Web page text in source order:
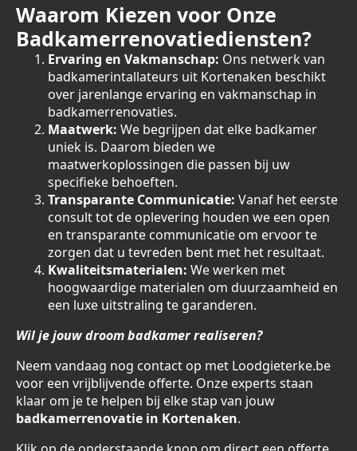
Waarom Kiezen voor Onze
Badkamerrenovatiediensten?
Ervaring en Vakmanschap: Ons netwerk van
badkamerintallateurs uit Kortenaken beschikt
over jarenlange ervaring en vakmanschap in
badkamerrenovaties.
Maatwerk: We begrijpen dat elke badkamer
uniek is. Daarom bieden we
maatwerkoplossingen die passen bij uw
specifieke behoeften.
Transparante Communicatie: Vanaf het eerste
consult tot de oplevering houden we een open
en transparante communicatie om ervoor te
zorgen dat u tevreden bent met het resultaat.
Kwaliteitsmaterialen: We werken met
hoogwaardige materialen om duurzaamheid en
een luxe uitstraling te garanderen.
Wil je jouw droom badkamer realiseren?
Neem vandaag nog contact op met Loodgieterke.be
voor een vrijblijvende offerte. Onze experts staan
klaar om je te helpen bij elke stap van jouw
badkamerrenovatie in Kortenaken.